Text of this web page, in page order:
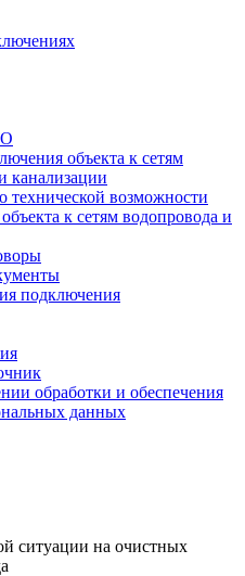
объекта к сетям
канализации
технической возможности
к сетям водопровода и
подключения
обработки и обеспечения
данных
ситуации на очистных